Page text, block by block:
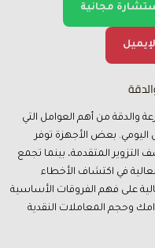
مجانية
والدقة من أهم العوامل التي
اليومي. بعض الأجهزة توفر
التزوير المتقدمة، بينما تجمع
في اكتشاف الأخطاء
على فهم الفروقات الأساسية
وحجم المعاملات النقدية